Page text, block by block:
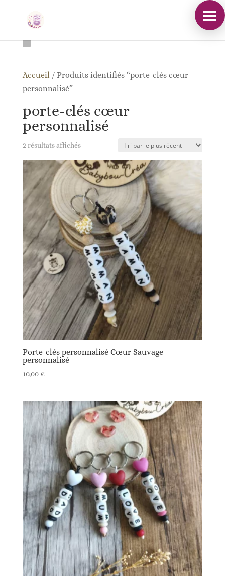
Accueil / Produits identifiés “porte-clés cœur
personnalisé”
porte-clés cœur
personnalisé
2 résultats affichésTrié
plus
récent
au
plus
ancien
Porte-clés personnalisé Cœur Sauvage
personnalisé
10,00 €